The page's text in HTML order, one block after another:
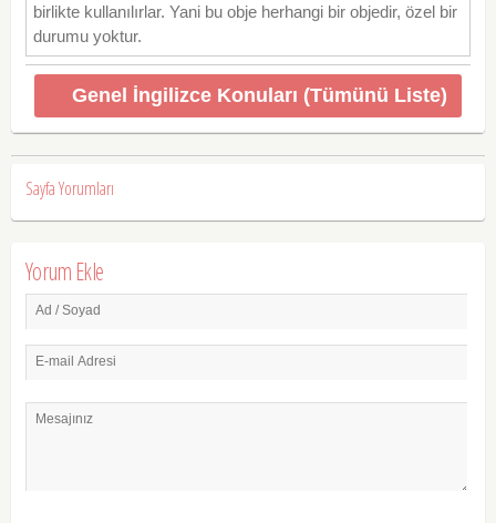
birlikte kullanılırlar. Yani bu obje herhangi bir objedir, özel bir
durumu yoktur.
Genel İngilizce Konuları (Tümünü Liste)
Sayfa Yorumları
Yorum Ekle
Ad / Soyad
E-mail Adresi
Mesajınız